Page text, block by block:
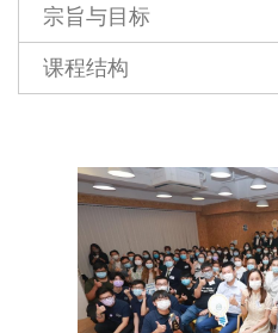
宗旨与目标
课程结构